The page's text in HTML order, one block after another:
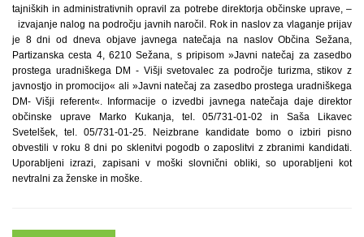
tajniških in administrativnih opravil za potrebe direktorja občinske uprave, –
izvajanje nalog na področju javnih naročil. Rok in naslov za vlaganje prijav
je 8 dni od dneva objave javnega natečaja na naslov Občina Sežana,
Partizanska cesta 4, 6210 Sežana, s pripisom »Javni natečaj za zasedbo
prostega uradniškega DM - Višji svetovalec za področje turizma, stikov z
javnostjo in promocijo« ali »Javni natečaj za zasedbo prostega uradniškega
DM- Višji referent«. Informacije o izvedbi javnega natečaja daje direktor
občinske uprave Marko Kukanja, tel. 05/731-01-02 in Saša Likavec
Svetelšek, tel. 05/731-01-25. Neizbrane kandidate bomo o izbiri pisno
obvestili v roku 8 dni po sklenitvi pogodb o zaposlitvi z zbranimi kandidati.
Uporabljeni izrazi, zapisani v moški slovnični obliki, so uporabljeni kot
nevtralni za ženske in moške.